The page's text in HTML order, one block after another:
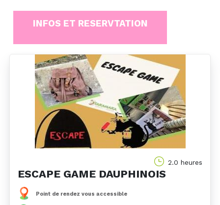
INFOS ET RESERVTATION
2.0 heures
ESCAPE GAME DAUPHINOIS
Point de rendez vous accessible